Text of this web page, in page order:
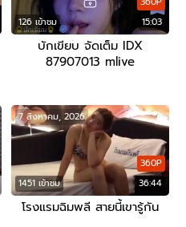
126 เข้าชม 15:03
บักเขียบ จัดเต็ม IDX
87907013 mlive
1451 เข้าชม 36:44
360P
7 สิงหาคม, 2026
โรงแรมฉิมพลี สายนี้เขารู้กัน